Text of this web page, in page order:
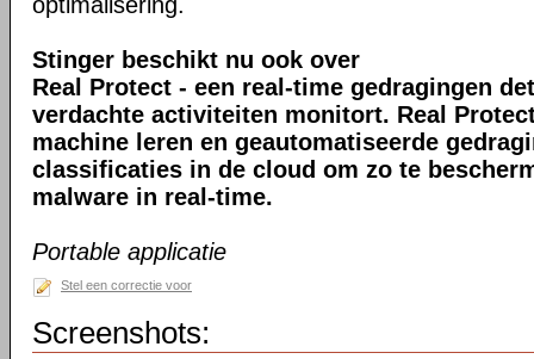
Stinger beschikt nu ook over
Real Protect - een real-time gedragingen
verdachte activiteiten monitort. Real
machine leren en geautomatiseerde
classificaties in de cloud om zo te
malware in real-time.
Portable applicatie
Stel een correctie voor
Screenshots: